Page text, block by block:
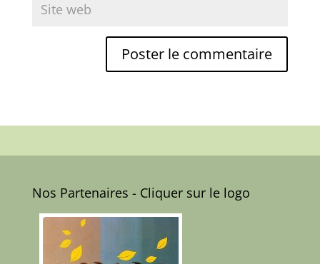
Nos Partenaires - Cliquer sur le logo